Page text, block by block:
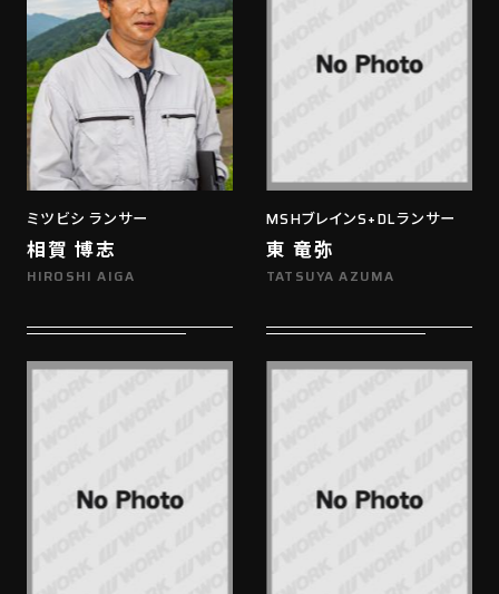
ミツビシ ランサー
相賀 博志
HIROSHI AIGA
MSHブレインS+DLランサー
東 竜弥
TATSUYA AZUMA